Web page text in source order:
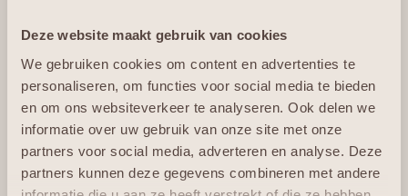
Deze website maakt gebruik van cookies
We gebruiken cookies om content en advertenties te
personaliseren, om functies voor social media te bieden
en om ons websiteverkeer te analyseren. Ook delen we
informatie over uw gebruik van onze site met onze
partners voor social media, adverteren en analyse. Deze
partners kunnen deze gegevens combineren met andere
organisaties minstens 40 procent van het IT-budget
naar onderhoud gaat van deze speciaal voor hen
gebouwde applicaties. En die oplossingen kunnen niet
allemaal naar de publieke cloud”, vertelt Reuver.
Stevig in onze schoenen staan
Maar ook privacy eisen waaraan de publieke cloud niet